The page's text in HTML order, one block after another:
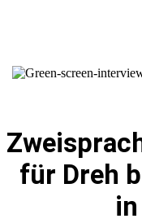
für Dreh